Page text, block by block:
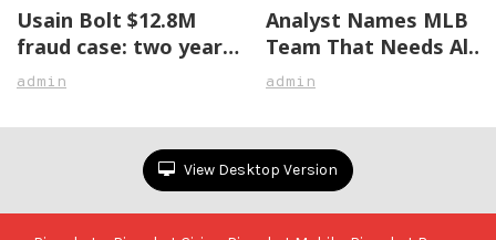
Usain Bolt $12.8M
fraud case: two years
later, no justice in
admin
Analyst Names MLB
Team That Needs Alex
Bregman The Most
admin
View Desktop Version